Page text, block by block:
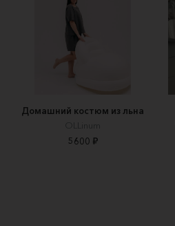
Домашний костюм из льна
OLLinum
5600 ₽